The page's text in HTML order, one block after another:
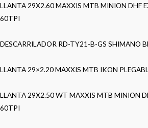
LLANTA 29X2.60 MAXXIS MTB MINION DHF
60TPI
DESCARRILADOR RD-TY21-B-GS SHIMANO
LLANTA 29×2.20 MAXXIS MTB IKON
LLANTA 29X2.50 WT MAXXIS MTB MINION
60TPI